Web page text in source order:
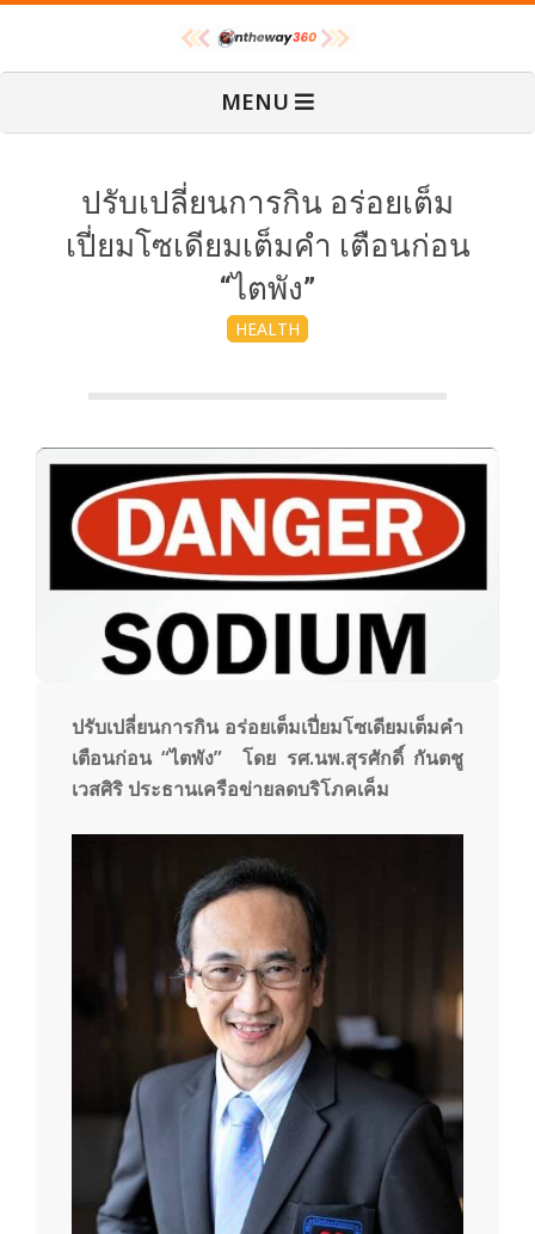
content
O
n
W
MENU
ปรับเปลี่ยนการกิน อร่อยเต็ม
เปี่ยมโซเดียมเต็มคำ เตือนก่อน
“ไตพัง”
HEALTH
ปรับเปลี่ยนการกิน อร่อยเต็มเปี่ยมโซเดียมเต็มคำ
เตือนก่อน “ไตพัง”
โดย รศ.นพ.สุรศักดิ์ กันตชู
เวสศิริ ประธานเครือข่ายลดบริโภคเค็ม